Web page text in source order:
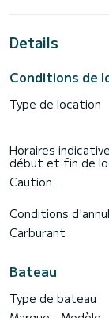
passer des
Pour votre
Il dispose des
Dessalinisateur,
Nous vous
directement via
Details
Conditions de
Type de location
Horaires
début et fin de
Caution
Conditions
Carburant
Bateau
Type de bateau